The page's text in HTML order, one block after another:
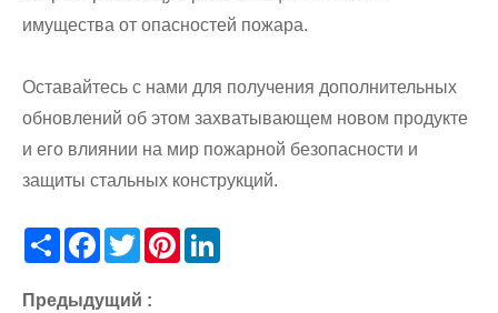
имущества от опасностей пожара.
Оставайтесь с нами для получения дополнительных
обновлений об этом захватывающем новом продукте
и его влиянии на мир пожарной безопасности и
защиты стальных конструкций.
Share Facebook
TwitterPinterest
Предыдущий :